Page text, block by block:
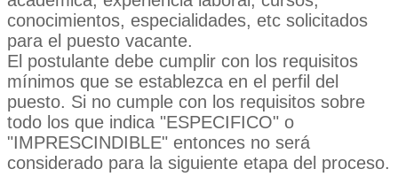
conocimientos, especialidades, etc solicitados
para el puesto vacante.
El postulante debe cumplir con los requisitos
mínimos que se establezca en el perfil del
puesto. Si no cumple con los requisitos sobre
todo los que indica "ESPECIFICO" o
"IMPRESCINDIBLE" entonces no será
considerado para la siguiente etapa del proceso.